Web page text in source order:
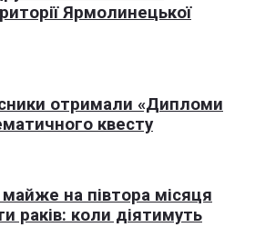
Ярмолинецької
отримали «Дипломи
квесту
на півтора місяця
раків: коли діятимуть